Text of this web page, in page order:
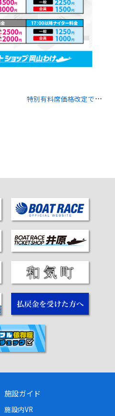
特
別有料席価格改定でさらに遊びやすく！ ›
施設ガイド
施設内VR